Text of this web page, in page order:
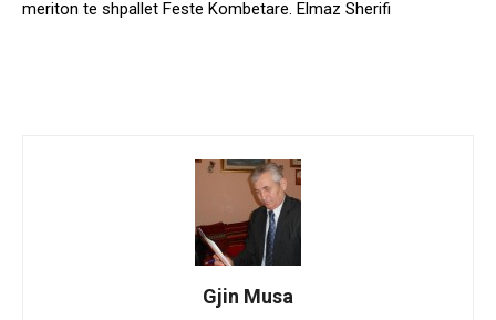
meriton te shpallet Feste Kombetare. Elmaz Sherifi
Gjin Musa